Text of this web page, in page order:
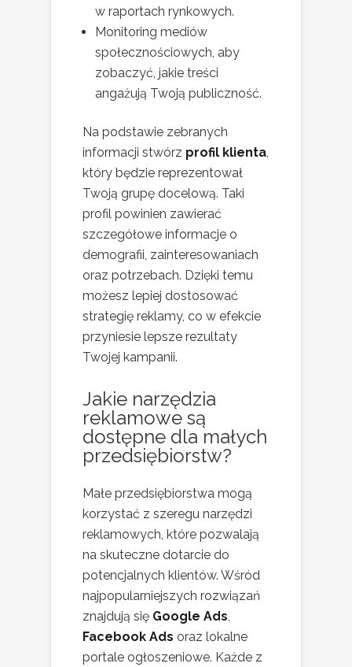
w raportach rynkowych.
Monitoring mediów
społecznościowych, aby
zobaczyć, jakie treści
angażują Twoją publiczność.
Na podstawie zebranych
informacji stwórz profil klienta,
który będzie reprezentował
Twoją grupę docelową. Taki
profil powinien zawierać
szczegółowe informacje o
demografii, zainteresowaniach
oraz potrzebach. Dzięki temu
możesz lepiej dostosować
strategię reklamy, co w efekcie
przyniesie lepsze rezultaty
Twojej kampanii.
Jakie narzędzia
reklamowe są
dostępne dla małych
przedsiębiorstw?
Małe przedsiębiorstwa mogą
korzystać z szeregu narzędzi
reklamowych, które pozwalają
na skuteczne dotarcie do
potencjalnych klientów. Wśród
najpopularniejszych rozwiązań
znajdują się Google Ads,
Facebook Ads oraz lokalne
portale ogłoszeniowe. Każde z